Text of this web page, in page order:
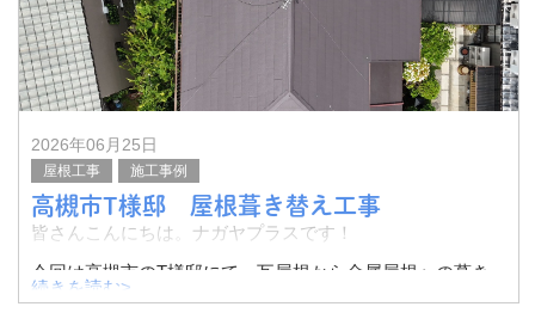
2026年06月25日
屋根工事 施工事例
高槻市T様邸 屋根葺き替え工事
皆さんこんにちは。ナガヤプラスです！
今回は高槻市のT様邸にて、瓦屋根から金属屋根への葺き
替え工事を行いました。
続きを読む>